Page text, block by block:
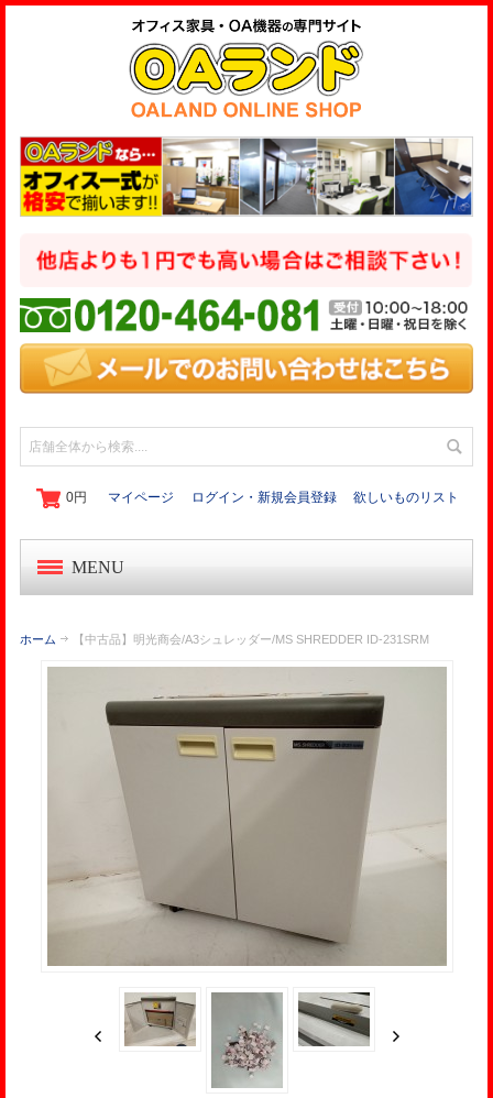
0円 マイページ ログイン・新規会員登録 欲しいものリスト
MENU
OA機器・事務機
起業家セット
オフィス作り導入事例
ホーム 【中古品】明光商会/A3シュレッダー/MS SHREDDER ID-231SRM